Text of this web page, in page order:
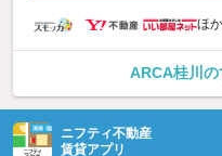
ほ
ARCA桂川
ニフティ不動産
賃貸アプリ